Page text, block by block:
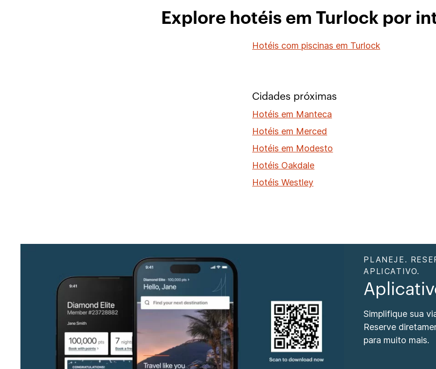
Explore hotéis em Turlock por
Hotéis com piscinas em Turlock
Cidades próximas
Hotéis em Manteca
Hotéis em Merced
Hotéis em Modesto
Hotéis Oakdale
Hotéis Westley
PLANEJE.
APLICATIVO.
Simplifique sua
Reserve
para muito mais.